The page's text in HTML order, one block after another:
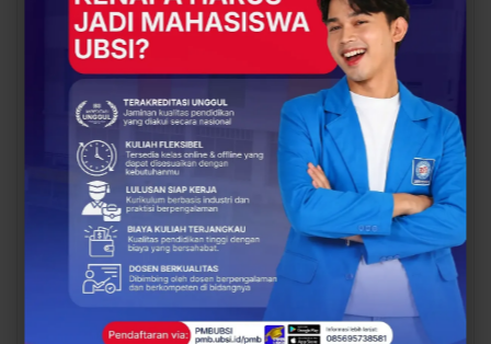
You Might Also Like
BERITA
Siap Kuliah Berkualitas?
UBSI Cengkareng Gelar
Open Booth Spesial
dengan Beasiswa…
EVENT
Lulusan Berdaya Saing
Dimulai dari
Kompetensi, UBSI
Kampus Cikampek
Bekali Mahasiswa…